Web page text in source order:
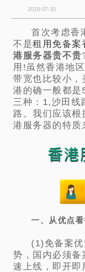
2019-07-30
首次考虑香
不是租用免备案
港服务器贵不贵
用!虽然香港地
带宽也比较小，
港的确一般都
三种：1,沙田线
路。我们应该根
港服务器的特质
一、从优点
(1)免备案
势，国内必须备
速上线，即开即